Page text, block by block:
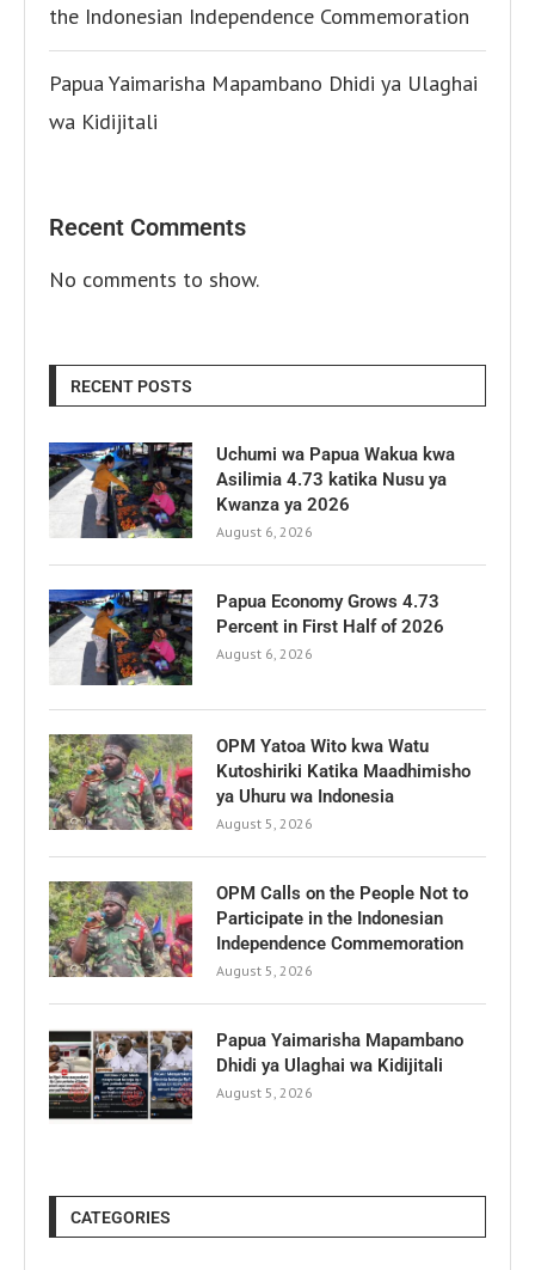
the Indonesian Independence Commemoration
Papua Yaimarisha Mapambano Dhidi ya Ulaghai
wa Kidijitali
Recent Comments
No comments to show.
RECENT POSTS
Uchumi wa Papua Wakua kwa
Asilimia 4.73 katika Nusu ya
Kwanza ya 2026
August 6, 2026
Papua Economy Grows 4.73
Percent in First Half of 2026
August 6, 2026
OPM Yatoa Wito kwa Watu
Kutoshiriki Katika Maadhimisho
ya Uhuru wa Indonesia
August 5, 2026
OPM Calls on the People Not to
Participate in the Indonesian
Independence Commemoration
August 5, 2026
Papua Yaimarisha Mapambano
Dhidi ya Ulaghai wa Kidijitali
August 5, 2026
CATEGORIES